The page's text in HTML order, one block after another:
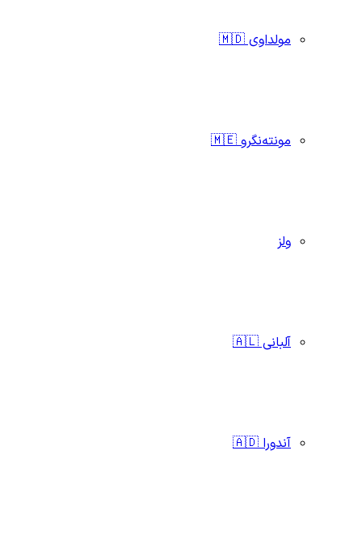
مولداوی 🇲🇩
مونته‌نگرو 🇲🇪
ولز
آلبانی 🇦🇱
آندورا 🇦🇩